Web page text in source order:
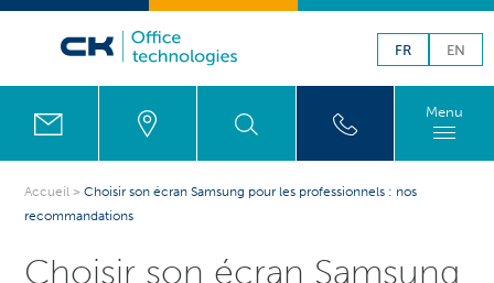
FR EN
Menu
Accueil >Choisir son écran Samsung pour les professionnels : nos
recommandations
Choisir son écran Samsung